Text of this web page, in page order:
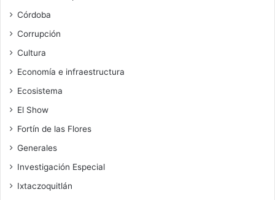
Córdoba
Corrupción
Cultura
Economía e infraestructura
Ecosistema
El Show
Fortín de las Flores
Generales
Investigación Especial
Ixtaczoquitlán